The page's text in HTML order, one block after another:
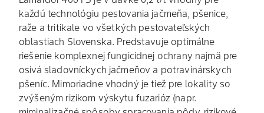
každú technológiu pestovania jačmeňa, pšenice,
raže a tritikale vo všetkých pestovateľských
oblastiach Slovenska. Predstavuje optimálne
riešenie komplexnej fungicídnej ochrany najmä pre
osivá sladovníckych jačmeňov a potravinárskych
pšeníc. Mimoriadne vhodný je tiež pre lokality so
zvýšeným rizikom výskytu fuzarióz (napr.